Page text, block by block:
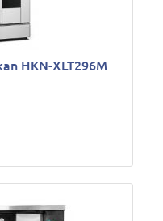
HKN-XLT296M